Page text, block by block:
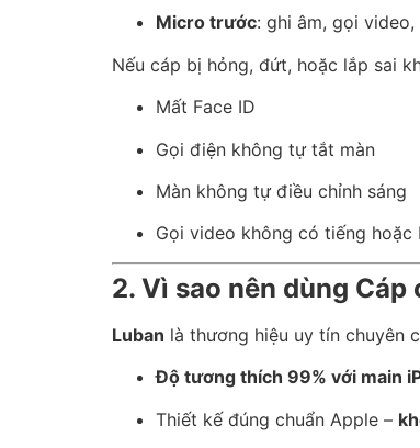
Micro trước: ghi âm, gọi video,
Nếu cáp bị hỏng, đứt, hoặc lắp sai
Mất Face ID
Gọi điện không tự tắt màn
Màn không tự điều chỉnh sáng
Gọi video không có tiếng hoặc
2. Vì sao nên dùng Cáp
Luban là thương hiệu uy tín chuyên
Độ tương thích 99% với main
Thiết kế đúng chuẩn Apple –